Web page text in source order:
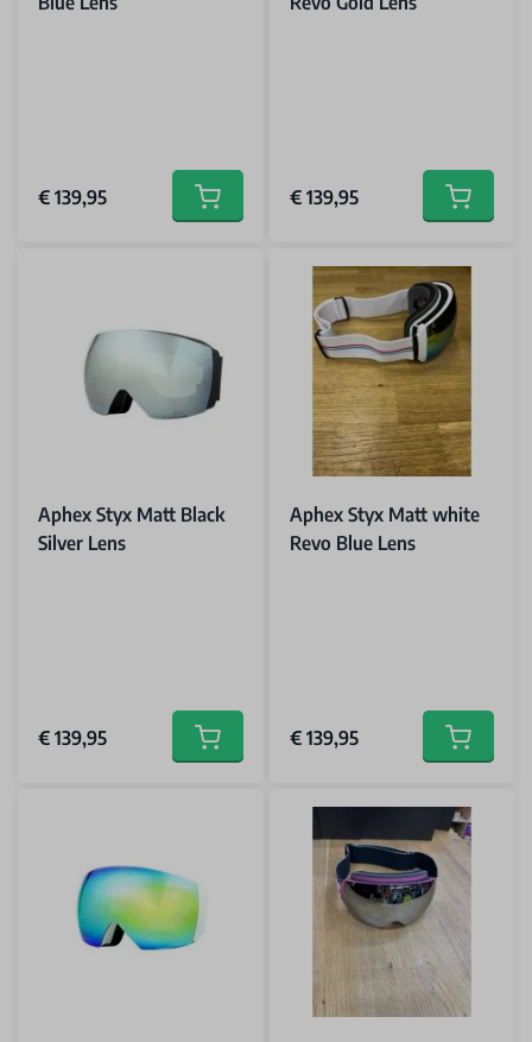
€ 139,95 Add to cart € 139,95 Add to
Aphex Styx Matt Black
Silver Lens
€ 139,95 Add to cart
Aphex Styx Matt white
Revo Blue Lens
€ 139,95 Add to